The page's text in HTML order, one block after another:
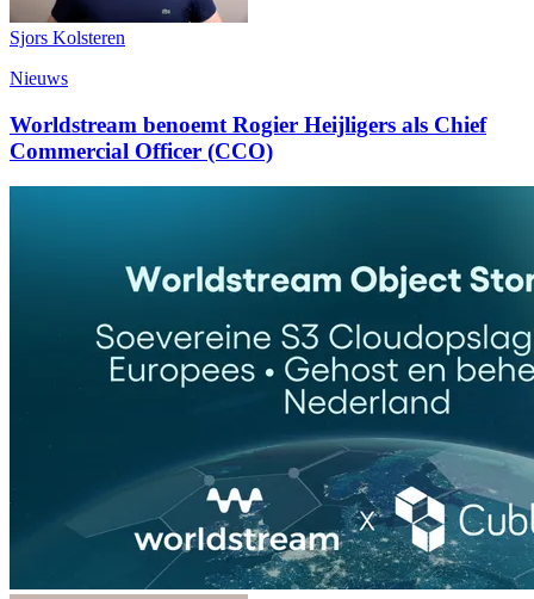
Sjors Kolsteren
Nieuws
Worldstream benoemt Rogier Heijligers als Chief
Commercial Officer (CCO)